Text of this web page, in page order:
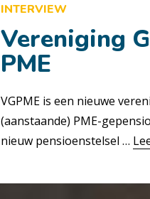
INTERVIEW
Vereniging
PME
VGPME is een nieuwe
(aanstaande) PME-
nieuw pensioenstelsel …